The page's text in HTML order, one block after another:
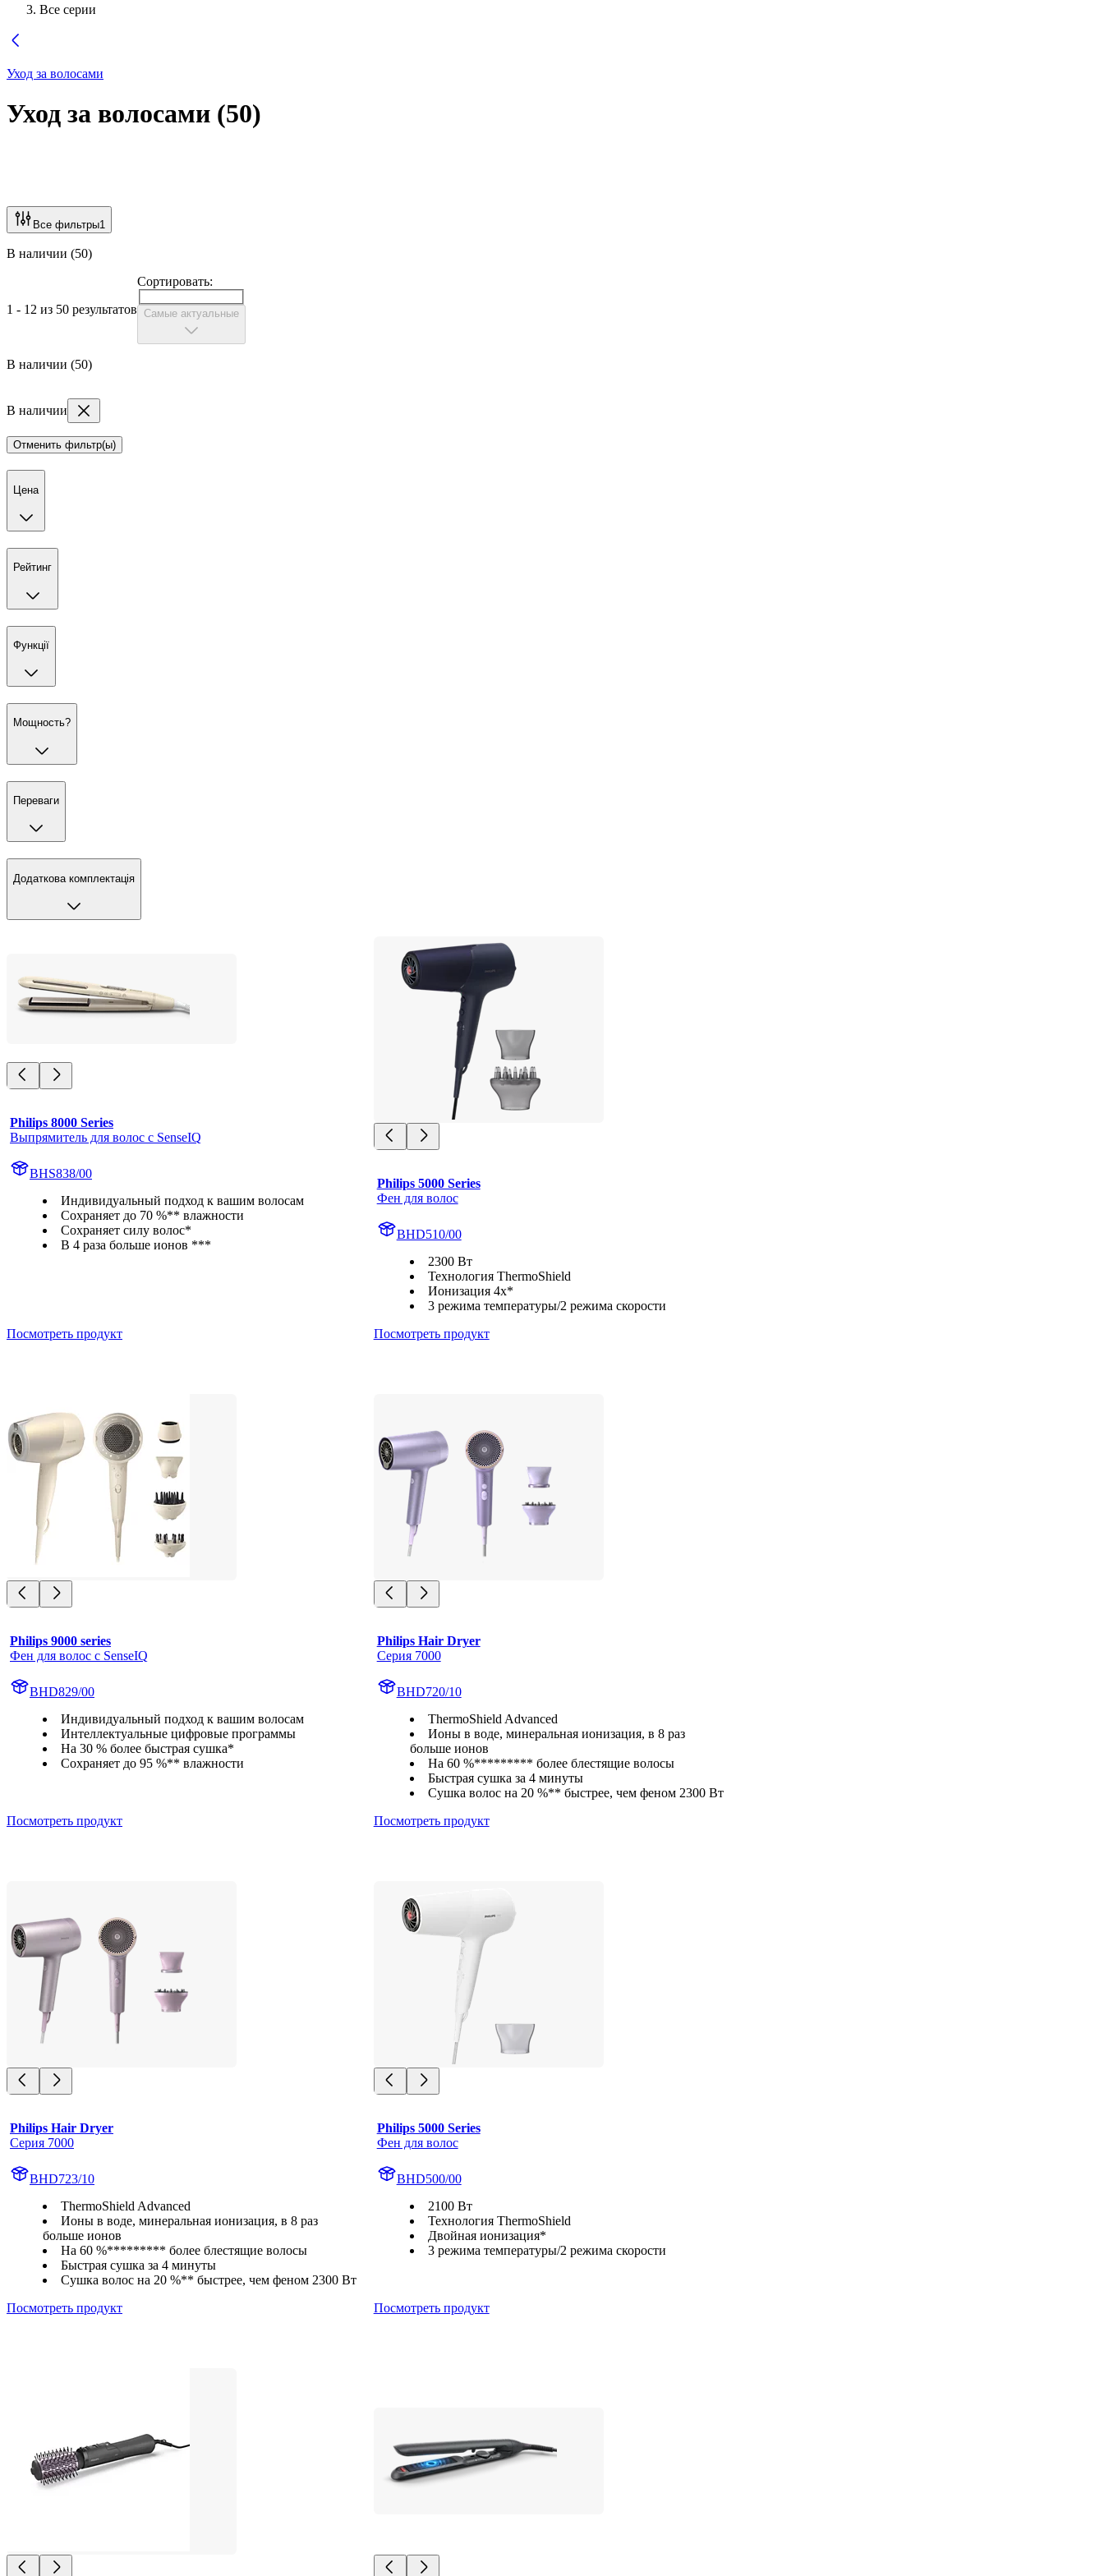
Все серии
Уход за волосами
Уход за волосами (50)
Все фильтры1
В наличии (50)
1 - 12 из 50 результатов
Сортировать:
Самые актуальные
В наличии (50)
В наличии
Отменить фильтр(ы)
Цена
Рейтинг
Функції
Мощность?
Переваги
Додаткова комплектація
Philips 8000 Series
Выпрямитель для волос с SenseIQ
BHS838/00
Индивидуальный подход к вашим волосам
Сохраняет до 70 %** влажности
Сохраняет силу волос*
В 4 раза больше ионов ***
Посмотреть продукт
Philips 5000 Series
Фен для волос
BHD510/00
2300 Вт
Технология ThermoShield
Ионизация 4x*
3 режима температуры/2 режима скорости
Посмотреть продукт
Philips 9000 series
Фен для волос с SenseIQ
BHD829/00
Индивидуальный подход к вашим волосам
Интеллектуальные цифровые программы
На 30 % более быстрая сушка*
Сохраняет до 95 %** влажности
Посмотреть продукт
Philips Hair Dryer
Серия 7000
BHD720/10
ThermoShield Advanced
Ионы в воде, минеральная ионизация, в 8 раз
больше ионов
На 60 %********* более блестящие волосы
Быстрая сушка за 4 минуты
Сушка волос на 20 %** быстрее, чем феном 2300 Вт
Посмотреть продукт
Philips Hair Dryer
Серия 7000
BHD723/10
ThermoShield Advanced
Ионы в воде, минеральная ионизация, в 8 раз
больше ионов
На 60 %********* более блестящие волосы
Быстрая сушка за 4 минуты
Сушка волос на 20 %** быстрее, чем феном 2300 Вт
Посмотреть продукт
Philips 5000 Series
Фен для волос
BHD500/00
2100 Вт
Технология ThermoShield
Двойная ионизация*
3 режима температуры/2 режима скорости
Посмотреть продукт